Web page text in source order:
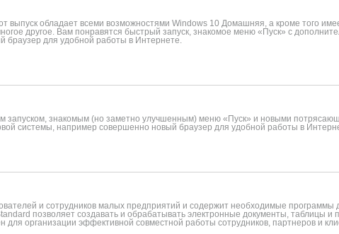
обладает всеми возможностями Windows 10 Домашняя, а кроме того
другое. Вам понравятся быстрый запуск, знакомое меню «Пуск» с
для удобной работы в Интернете.
запуском, знакомым (но заметно улучшенным) меню «Пуск» и новыми
системы, например совершенно новый браузер для удобной работы в
и сотрудников малых предприятий и содержит необходимые программы
позволяет создавать и обрабатывать электронные документы, таблицы и
организации эффективной совместной работы сотрудников, партнеров и